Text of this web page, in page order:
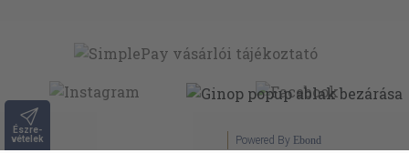
Észre-
vételek
Powered By Ebond